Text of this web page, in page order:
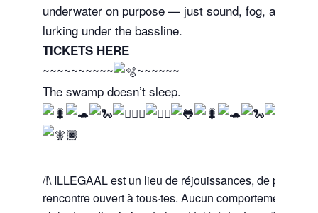
underwater on purpose — just sound, fog, and
lurking under the bassline.
TICKETS HERE
~~~~~~~~~~
~~~~~~
The swamp doesn’t sleep.
/!\ ILLEGAAL est un lieu de réjouissances, de partage
rencontre ouvert à tous·tes. Aucun comportement